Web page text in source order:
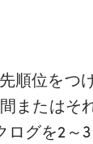
順位をつ
またはそ
グを2～